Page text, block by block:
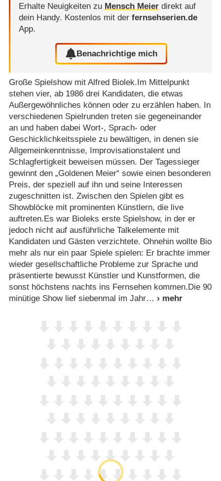
Erhalte Neuigkeiten zu Mensch Meierdirekt auf
dein Handy. Kostenlos mit der fernsehserien.de
App.
Benachrichtige mich
Große Spielshow mit Alfred Biolek.Im Mittelpunkt
stehen vier, ab 1986 drei Kandidaten, die etwas
Außergewöhnliches können oder zu erzählen haben. In
verschiedenen Spielrunden treten sie gegeneinander
an und haben dabei Wort-, Sprach- oder
Geschicklichkeitsspiele zu bewältigen, in denen sie
Allgemeinkenntnisse, Improvisationstalent und
Schlagfertigkeit beweisen müssen. Der Tagessieger
gewinnt den „Goldenen Meier“ sowie einen besonderen
Preis, der speziell auf ihn und seine Interessen
zugeschnitten ist. Zwischen den Spielen gibt es
Showblöcke mit prominenten Künstlern, die live
auftreten.Es war Bioleks erste Spielshow, in der er
jedoch nicht auf ausführliche Talkelemente mit
Kandidaten und Gästen verzichtete. Ohnehin wollte Bio
mehr als nur ein paar Spiele spielen: Er brachte immer
wieder gesellschaftliche Probleme zur Sprache und
präsentierte bewusst Künstler und Kunstformen, die
sonst höchstens nachts ins Fernsehen kommen.Die 90
minütige Show lief siebenmal im Jahr